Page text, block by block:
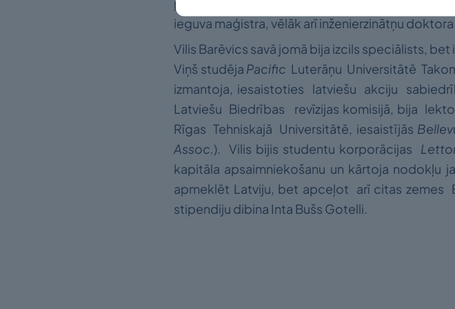
ieguva maģistra, vēlāk arī inženierzinātņu
Vilis Barēvics savā jomā bija izcils speciālists,
Viņš studēja Pacific Luterāņu Universitātē
izmantoja, iesaistoties latviešu akciju
Latviešu Biedrības revīzijas komisijā, bija
Rīgas Tehniskajā Universitātē, iesaistījās
Assoc.). Vilis bijis studentu korporācijas
kapitāla apsaimniekošanu un kārtoja nodokļu
apmeklēt Latviju, bet apceļot arī citas zemes
stipendiju dibina Inta Bušs Gotelli.